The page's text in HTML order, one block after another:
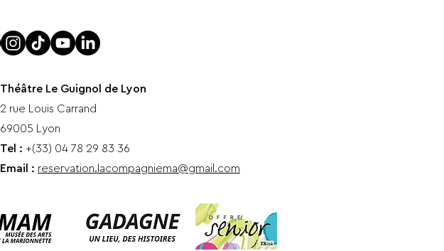
Théâtre Le Guignol de Lyon
2 rue Louis Carrand
69005 Lyon
Tel : +(33) 04 78 29 83 36
Email : reservation.lacompagniema@gmail.com